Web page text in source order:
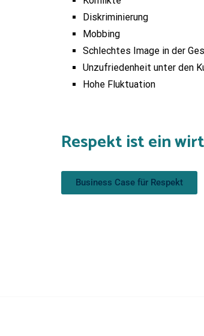
Diskriminierung
Mobbing
Schlechtes Image in der
Unzufriedenheit unter den
Hohe Fluktuation
Respekt ist ein
Business Case für Respekt